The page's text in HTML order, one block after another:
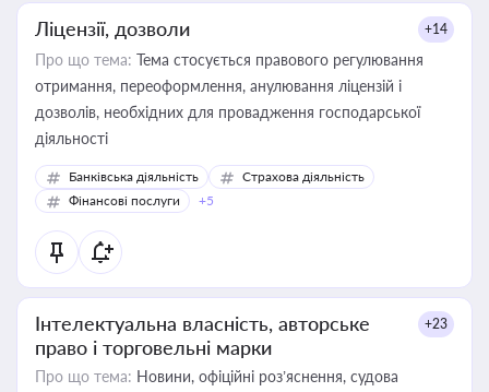
Ліцензії, дозволи +14
Про що тема: Тема стосується правового регулювання
отримання, переоформлення, анулювання ліцензій і
дозволів, необхідних для провадження господарської
діяльності
Банківська діяльність
Страхова діяльність
Фінансові послуги
+5
Інтелектуальна власність, авторське
право і торговельні марки
+23
Про що тема: Новини, офіційні роз’яснення, судова